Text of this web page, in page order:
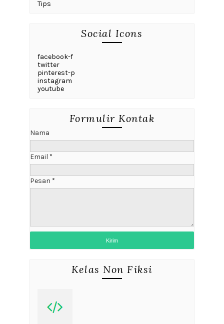
Tips
Social Icons
facebook-f
twitter
pinterest-p
instagram
youtube
Formulir Kontak
Nama
Email *
Pesan *
Kelas Non Fiksi